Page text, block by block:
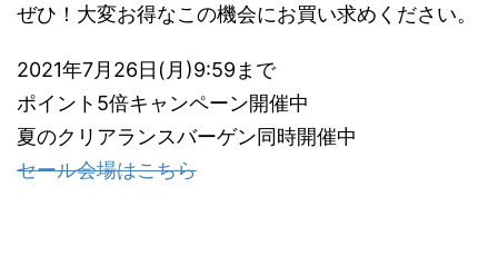
ぜひ！大変お得なこの機会にお買い求めください。
2021年7月26日(月)9:59まで
ポイント5倍キャンペーン開催中
夏のクリアランスバーゲン同時開催中
セール会場はこちら